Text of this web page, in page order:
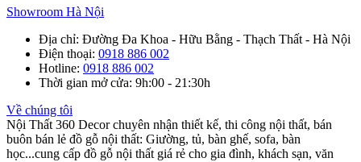
Showroom Hà Nội
Địa chỉ: Đường Đa Khoa - Hữu Bằng - Thạch Thất - Hà Nội
Điện thoại: 0918 886 002
Hotline: 0918 886 002
Thời gian mở cửa: 9h:00 - 21:30h
Về chúng tôi
Nội Thất 360 Decor chuyên nhận thiết kế, thi công nội thất, bán
buôn bán lẻ đồ gỗ nội thất: Giường, tủ, bàn ghế, sofa, bàn
học...cung cấp đồ gỗ nội thất giá rẻ cho gia đình, khách sạn, văn